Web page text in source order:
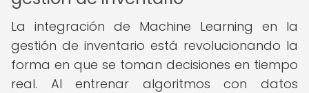
La integración de Machine Learning en la
gestión de inventario está revolucionando la
forma en que se toman decisiones en tiempo
real. Al entrenar algoritmos con datos